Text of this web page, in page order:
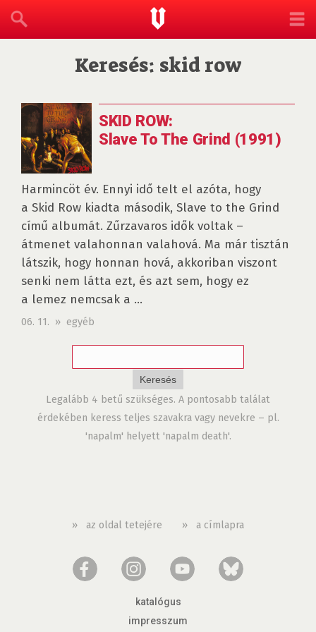
Keresés: skid row
SKID ROW:
Slave To The Grind (1991)
Harmincöt év. Ennyi idő telt el azóta, hogy
a Skid Row kiadta második, Slave to the Grind
című albumát. Zűrzavaros idők voltak –
átmenet valahonnan valahová. Ma már tisztán
látszik, hogy honnan hová, akkoriban viszont
senki nem látta ezt, és azt sem, hogy ez
a lemez nemcsak a ...
06. 11. » egyéb
Legalább 4 betű szükséges. A pontosabb találat
érdekében keress teljes szavakra vagy nevekre – pl.
'napalm' helyett 'napalm death'.
» az oldal tetejére » a címlapra
katalógus
impresszum